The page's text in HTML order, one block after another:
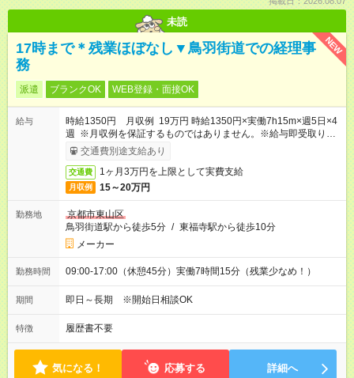
未読
NEW
17時まで＊残業ほぼなし▼鳥羽街道での経理事
務
派遣 ブランクOK WEB登録・面接OK
給与
時給1350円 月収例 19万円 時給1350円×実働7h15m×週5日×4
週 ※月収例を保証するものではありません。※給与即受取りサ
ービス利用可（利用条件有）
交通費別途支給あり
交通費 1ヶ月3万円を上限として実費支給
月収例 15～20万円
勤務地
京都市東山区
鳥羽街道駅から徒歩5分 / 東福寺駅から徒歩10分
メーカー
勤務時間 09:00-17:00（休憩45分）実働7時間15分（残業少なめ！）
期間 即日～長期 ※開始日相談OK
特徴 履歴書不要
気になる！ 応募する 詳細へ